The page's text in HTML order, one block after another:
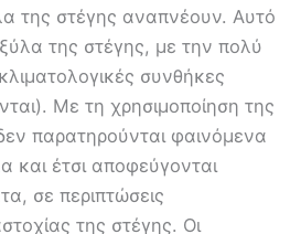
της στέγης αναπνέουν. Αυτό
της στέγης, με την πολύ
συνθήκες
Με τη χρησιμοποίηση της
παρατηρούνται φαινόμενα
έτσι αποφεύγονται
σε περιπτώσεις
της στέγης. Οι